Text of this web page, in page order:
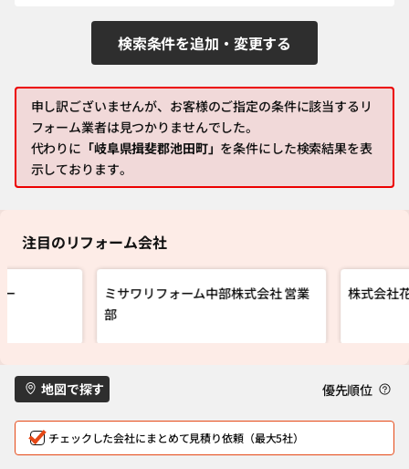
検索条件を追加・変更する
申し訳ございませんが、お客様のご指定の条件に該当するリ
フォーム業者は見つかりませんでした。
代わりに 「岐阜県揖斐郡池田町」 を条件にした検索結果を表
示しております。
注目のリフォーム会社
ミサワリフォーム中部株式会社 営業
部
株式会社
地図で探す 優先順位
チェックした会社にまとめて見積り依頼（最大5社）